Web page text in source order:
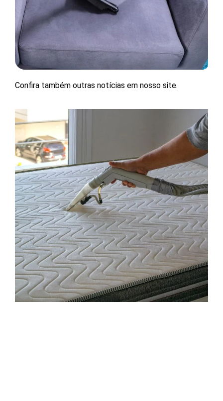
Confira também outras notícias em nosso site.